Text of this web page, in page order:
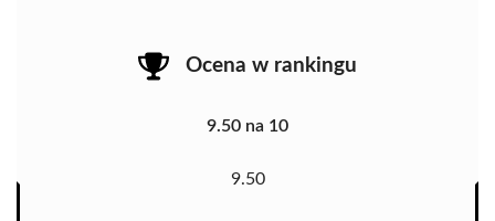
Ocena w rankingu
9.50 na 10
9.50